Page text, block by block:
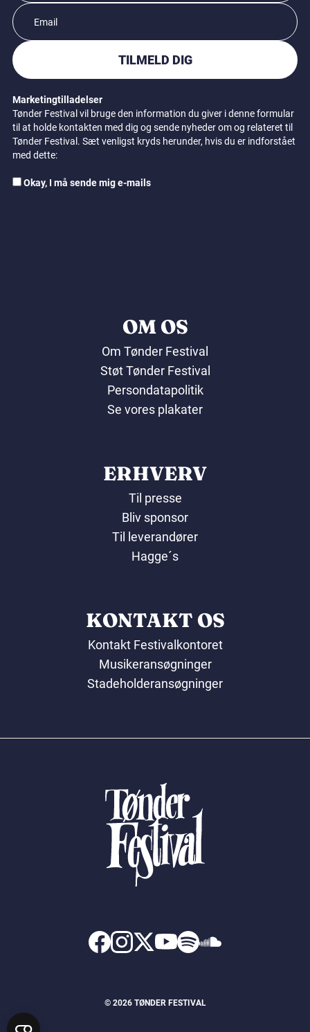
TILMELD DIG
Marketingtilladelser
Tønder Festival vil bruge den information du giver i denne formular
til at holde kontakten med dig og sende nyheder om og relateret til
Tønder Festival. Sæt venligst kryds herunder, hvis du er indforstået
med dette:
Okay, I må sende mig e-mails
OM OS
Om Tønder Festival
Støt Tønder Festival
Persondatapolitik
Se vores plakater
ERHVERV
Til presse
Bliv sponsor
Til leverandører
Hagge´s
KONTAKT OS
Kontakt Festivalkontoret
Musikeransøgninger
Stadeholderansøgninger
© 2026 TØNDER FESTIVAL